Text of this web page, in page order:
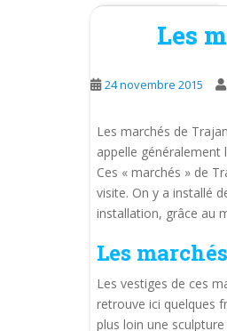
Les
24 novembre 2015
Les marchés de
appelle généralement
Ces « marchés » de
visite. On y a installé
installation, grâce au
Les
Les vestiges de ces
retrouve ici quelques
plus loin une